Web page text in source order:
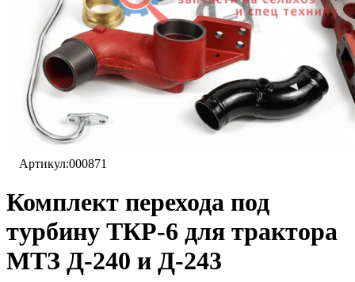
Артикул:000871
Комплект перехода под
турбину ТКР-6 для трактора
МТЗ Д-240 и Д-243